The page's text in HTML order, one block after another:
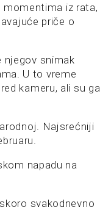
momentima iz rata,
priče o
njegov snimak
U to vreme
kameru, ali su ga
Najsrećniji
napadu na
svakodnevno